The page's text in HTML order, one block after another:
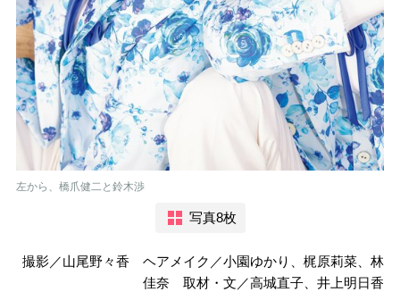
左から、橋爪健二と鈴木渉
写真8枚
撮影／山尾野々香 ヘアメイク／小園ゆかり、梶原莉菜、林
佳奈 取材・文／高城直子、井上明日香